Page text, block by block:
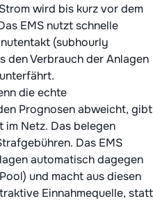
wird bis kurz vor dem
EMS nutzt schnelle
(subhourly
den Verbrauch der Anlagen
die echte
Prognosen abweicht, gibt
Netz. Das belegen
Das EMS
automatisch dagegen
und macht aus diesen
Einnahmequelle, statt